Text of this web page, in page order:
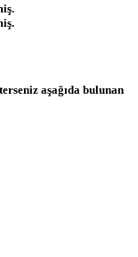
aşağıda bulunan